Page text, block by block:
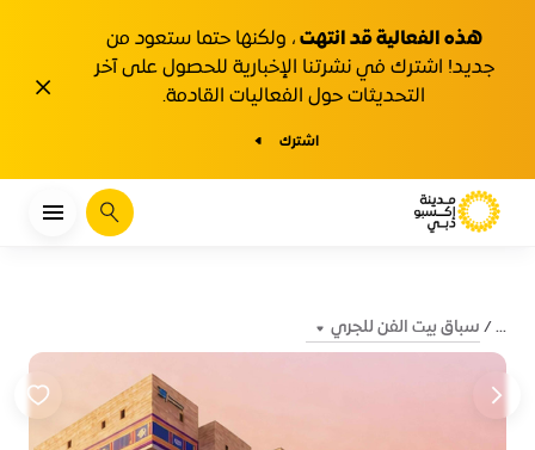
هذه الفعالية قد انتهت ، ولكنها حتما ستعود من
جديد! اشترك في نشرتنا الإخبارية للحصول على آخر
التحديثات حول الفعاليات القادمة.
اشترك
يبحث
... سباق بيت الفن للجري